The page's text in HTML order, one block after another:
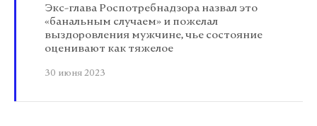
Экс-глава Роспотребнадзора назвал это
«банальным случаем» и пожелал
выздоровления мужчине, чье состояние
оценивают как тяжелое
30 июня 2023